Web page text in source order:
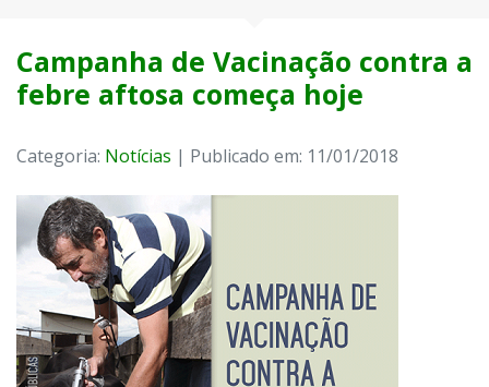
Campanha de Vacinação contra a
febre aftosa começa hoje
Categoria: Notícias | Publicado em: 11/01/2018